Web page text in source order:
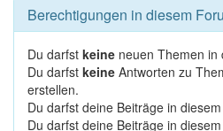
Berechtigungen in diesem
Du darfst keine neuen Themen in
Du darfst keine Antworten zu
erstellen.
Du darfst deine Beiträge in
Du darfst deine Beiträge in